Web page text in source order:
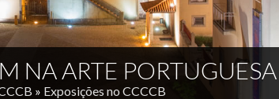
NA ARTE PORTUGUESA
» Exposições no CCCCB